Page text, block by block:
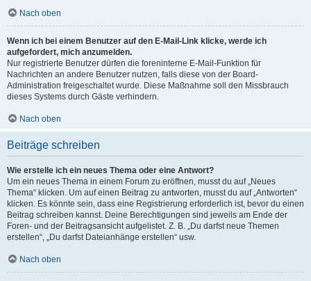
Nach oben
Wenn ich bei einem Benutzer auf den E-Mail-Link klicke, werde ich
aufgefordert, mich anzumelden.
Nur registrierte Benutzer dürfen die foreninterne E-Mail-Funktion für
Nachrichten an andere Benutzer nutzen, falls diese von der Board-
Administration freigeschaltet wurde. Diese Maßnahme soll den Missbrauch
dieses Systems durch Gäste verhindern.
Nach oben
Beiträge schreiben
Wie erstelle ich ein neues Thema oder eine Antwort?
Um ein neues Thema in einem Forum zu eröffnen, musst du auf „Neues
Thema“ klicken. Um auf einen Beitrag zu antworten, musst du auf „Antworten“
klicken. Es könnte sein, dass eine Registrierung erforderlich ist, bevor du einen
Beitrag schreiben kannst. Deine Berechtigungen sind jeweils am Ende der
Foren- und der Beitragsansicht aufgelistet. Z. B. „Du darfst neue Themen
erstellen“, „Du darfst Dateianhänge erstellen“ usw.
Nach oben